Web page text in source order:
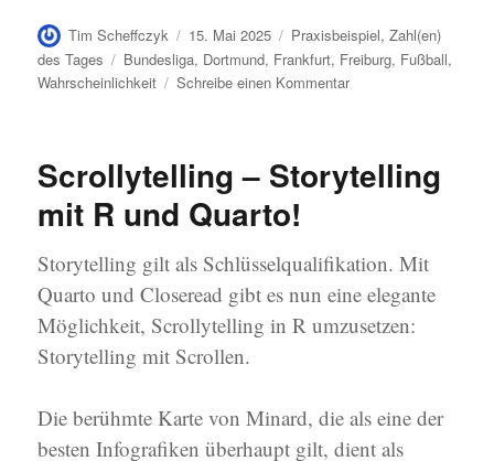
Autor
Tim Scheffczyk
Veröffentlicht
am
15. Mai 2025 Kategorien
Praxisbeispiel,Zahl(en)
des Tages
Schlagwörter
Bundesliga, Dortmund, Frankfurt, Freiburg, Fußball,
Wahrscheinlichkeit
Schreibe einen Kommentarzu
Der
Champions-
League-
am
Saison
2024/25
Scrollytelling – Storytelling
mit R und Quarto!
Storytelling gilt als Schlüsselqualifikation. Mit
Quarto und Closeread gibt es nun eine elegante
Möglichkeit, Scrollytelling in R umzusetzen:
Storytelling mit Scrollen.
Die berühmte Karte von Minard, die als eine der
besten Infografiken überhaupt gilt, dient als